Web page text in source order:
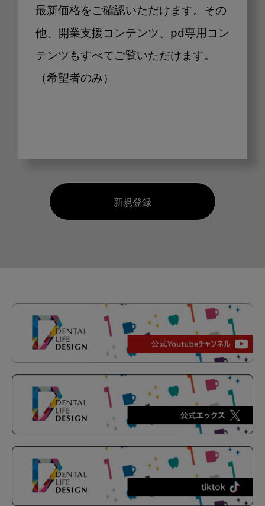
最新価格をご確認いただけます。その
他、開業支援コンテンツ、pd専用コン
テンツもすべてご覧いただけます。
（希望者のみ）
新規登録